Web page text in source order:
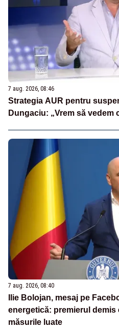
7 aug. 2026, 08:46
Strategia AUR pentru
Dungaciu: „Vrem să vedem
7 aug. 2026, 08:40
Ilie Bolojan, mesaj pe
energetică: premierul
măsurile luate